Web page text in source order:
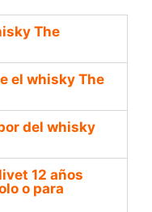
The
el whisky The
del whisky
12 años
o para